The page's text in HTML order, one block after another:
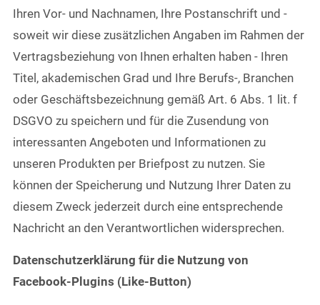
Ihren Vor- und Nachnamen, Ihre Postanschrift und -
soweit wir diese zusätzlichen Angaben im Rahmen der
Vertragsbeziehung von Ihnen erhalten haben - Ihren
Titel, akademischen Grad und Ihre Berufs-, Branchen
oder Geschäftsbezeichnung gemäß Art. 6 Abs. 1 lit. f
DSGVO zu speichern und für die Zusendung von
interessanten Angeboten und Informationen zu
unseren Produkten per Briefpost zu nutzen. Sie
können der Speicherung und Nutzung Ihrer Daten zu
diesem Zweck jederzeit durch eine entsprechende
Nachricht an den Verantwortlichen widersprechen.
Datenschutzerklärung für die Nutzung von
Facebook-Plugins (Like-Button)